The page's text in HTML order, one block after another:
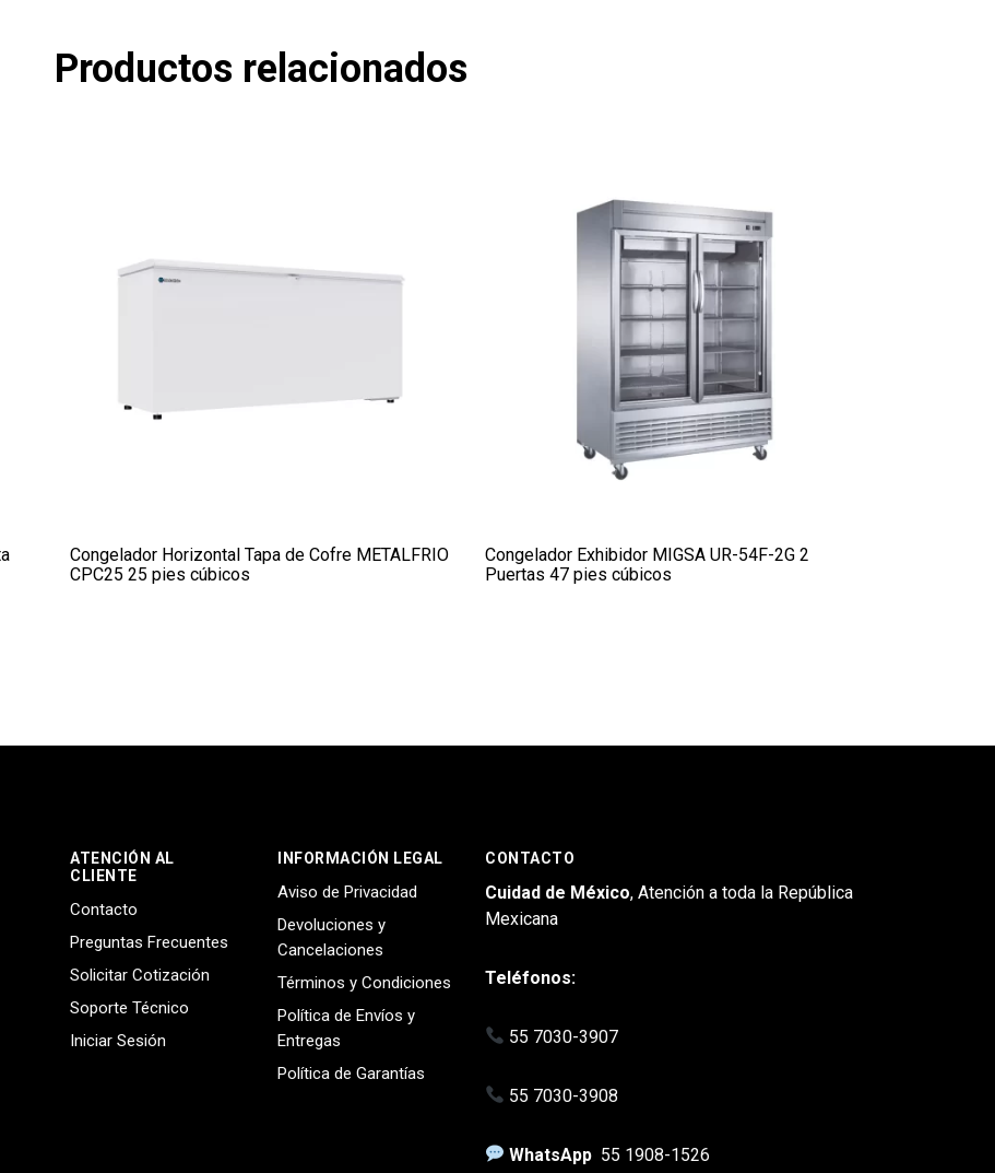
Productos relacionados
Congelador Horizontal Tapa de Cofre METALFRIO
CPC25 25 pies cúbicos
Congelador Exhibidor MIGSA UR-54F-2G 2
Puertas 47 pies cúbicos
ATENCIÓN AL
CLIENTE
Contacto
Preguntas Frecuentes
Solicitar Cotización
Soporte Técnico
Iniciar Sesión
INFORMACIÓN LEGAL
Aviso de Privacidad
Devoluciones y
Cancelaciones
Términos y Condiciones
Política de Envíos y
Entregas
Política de Garantías
CONTACTO
Cuidad de México, Atención a toda la República
Mexicana
Teléfonos:
55 7030-3907
55 7030-3908
WhatsApp 55 1908-1526